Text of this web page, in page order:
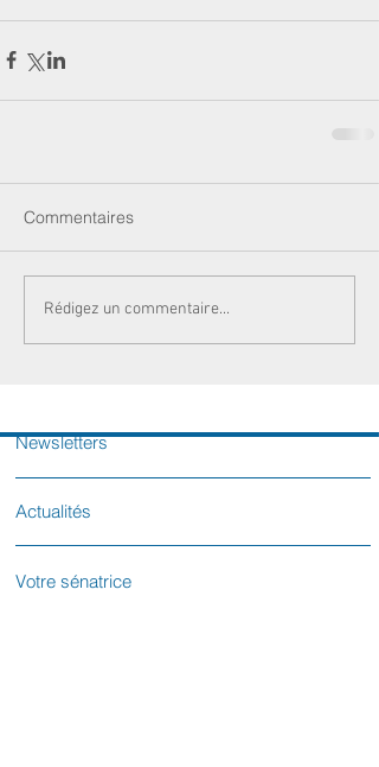
Commentaires
Rédigez un commentaire...
Newsletters
Actualités
Votre sénatrice